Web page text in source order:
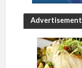
Advertisement